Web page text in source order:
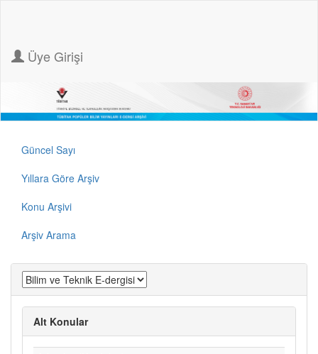
Üye Girişi
Güncel Sayı
Yıllara Göre Arşiv
Konu Arşivi
Arşiv Arama
Alt Konular